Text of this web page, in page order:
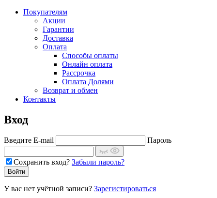
Покупателям
Акции
Гарантии
Доставка
Оплата
Способы оплаты
Онлайн оплата
Рассрочка
Оплата Долями
Возврат и обмен
Контакты
Вход
Введите E-mail Пароль
Сохранить вход? Забыли пароль?
У вас нет учётной записи? Зарегистироваться